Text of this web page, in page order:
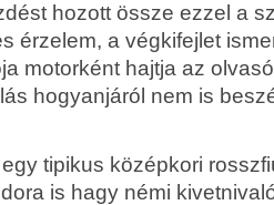
hozott össze ezzel a
érzelem, a végkifejlet
motorként hajtja az
hogyanjáról nem is
tipikus középkori
is hagy némi